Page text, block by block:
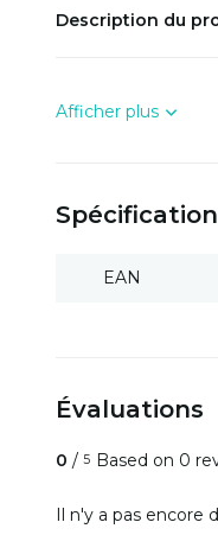
Description du
Afficher plus
EAN
Évaluations
0 / 5 Based on 0
Il n'y a pas encore